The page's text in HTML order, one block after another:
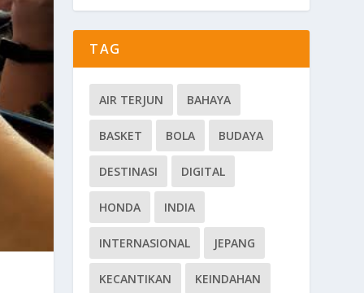
TAG
AIR TERJUN BAHAYA
BASKET BOLA BUDAYA
DESTINASI DIGITAL
HONDA INDIA
INTERNASIONAL JEPANG
KECANTIKAN KEINDAHAN